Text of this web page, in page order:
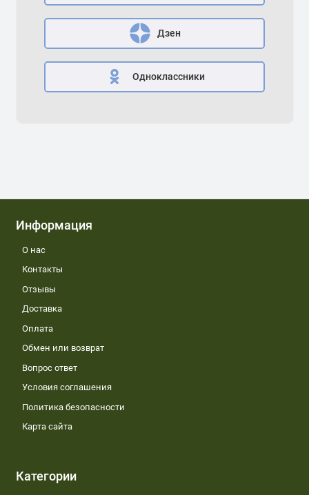
Дзен
Одноклассники
Информация
О нас
Контакты
Отзывы
Доставка
Оплата
Обмен или возврат
Вопрос ответ
Условия соглашения
Политика безопасности
Карта сайта
Категории